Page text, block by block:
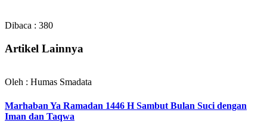
Dibaca : 380
Artikel Lainnya
Oleh : Humas Smadata
Marhaban Ya Ramadan 1446 H Sambut Bulan Suci dengan
Iman dan Taqwa